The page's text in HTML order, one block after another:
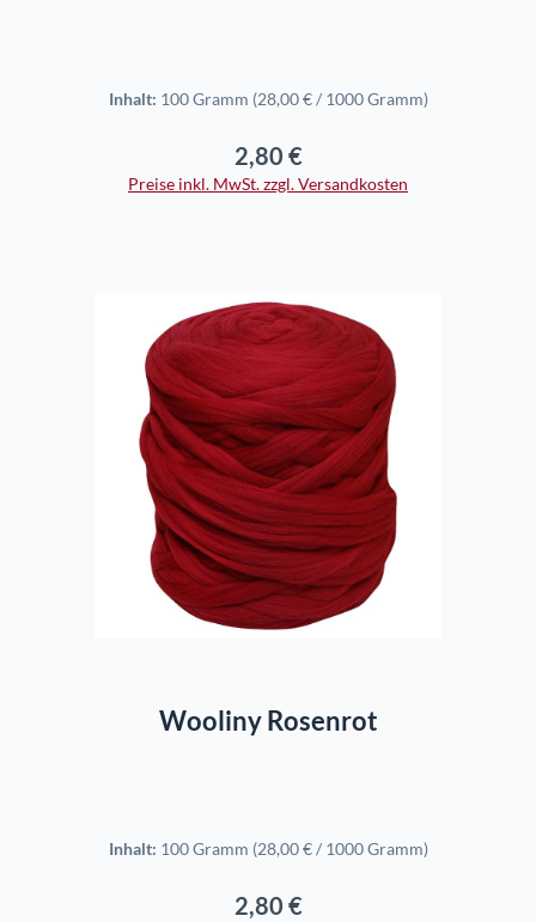
Inhalt: 100 Gramm (28,00 € / 1000 Gramm)
Regulärer Preis:
2,80 €
Preise inkl. MwSt. zzgl. Versandkosten
In den Warenkorb
Wooliny Rosenrot
Inhalt: 100 Gramm (28,00 € / 1000 Gramm)
Regulärer Preis:
2,80 €